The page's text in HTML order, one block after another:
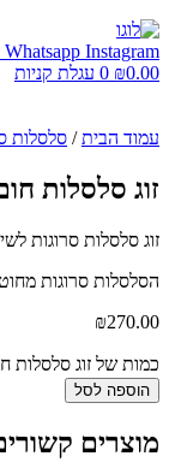
Whatsapp Instagram
₪0.00
0 עגלת קניות
עמוד הבית/ סלסלות
זוג סלסלות
זוג סלסלות סרוגות
הסלסלות סרוגות
₪270.00
כמות של זוג סלסלות
הוספה לסל
מוצרים